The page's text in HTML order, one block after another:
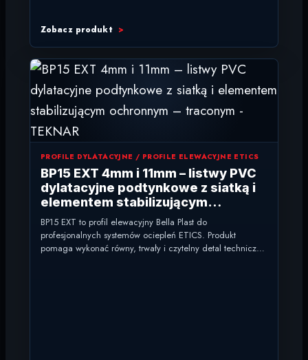
Zobacz produkt
PROFILE DYLATACYJNE / PROFILE ELEWACYJNE ETICS
BP15 EXT 4mm i 11mm – listwy PVC
dylatacyjne podtynkowe z siatką i
elementem stabilizującym
ochronnym – traconym
BP15 EXT to profil elewacyjny Bella Plast do
profesjonalnych systemów ociepleń ETICS. Produkt
pomaga wykonać równy, trwały i czytelny detal techniczny,